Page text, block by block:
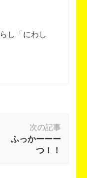
し「にわし
次の記事
ふっかーーー
つ！！